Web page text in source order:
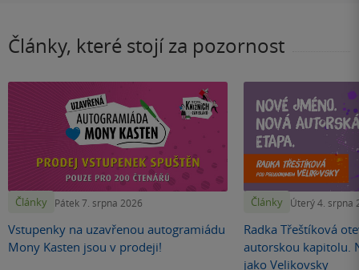
Články, které stojí za pozornost
Články Pátek 7. srpna 2026
Vstupenky na uzavřenou autogramiádu
Mony Kasten jsou v prodeji!
Články Úterý 4. srpna
Radka Třeštíková
autorskou kapitolu.
jako Velikovsky